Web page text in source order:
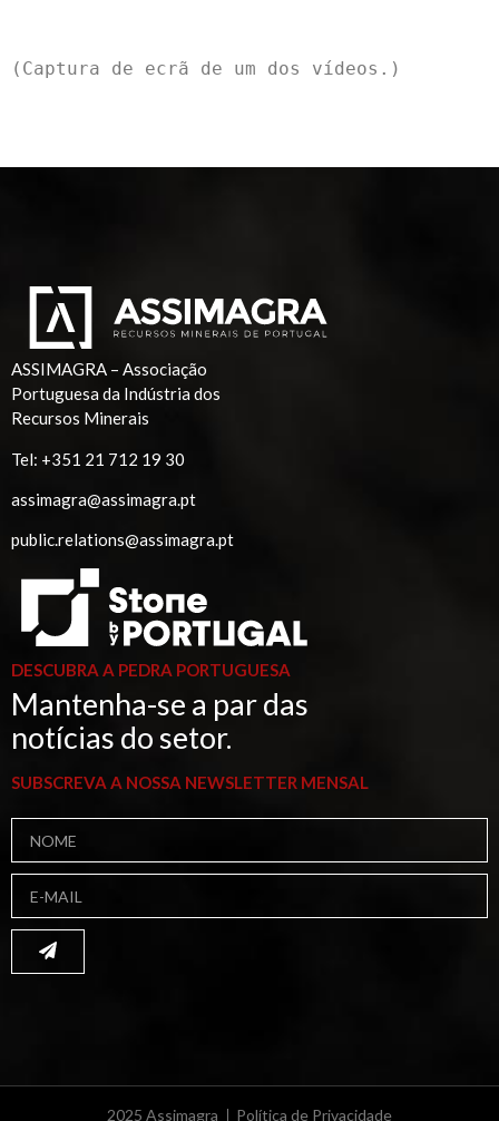
(Captura de ecrã de um dos vídeos.)
ASSIMAGRA – Associação
Portuguesa da Indústria dos
Recursos Minerais
Tel: +351 21 712 19 30
assimagra@assimagra.pt
public.relations@assimagra.pt
DESCUBRA A PEDRA PORTUGUESA
Mantenha-se a par das
notícias do setor.
SUBSCREVA A NOSSA NEWSLETTER MENSAL
2025 Assimagra Política de Privacidade